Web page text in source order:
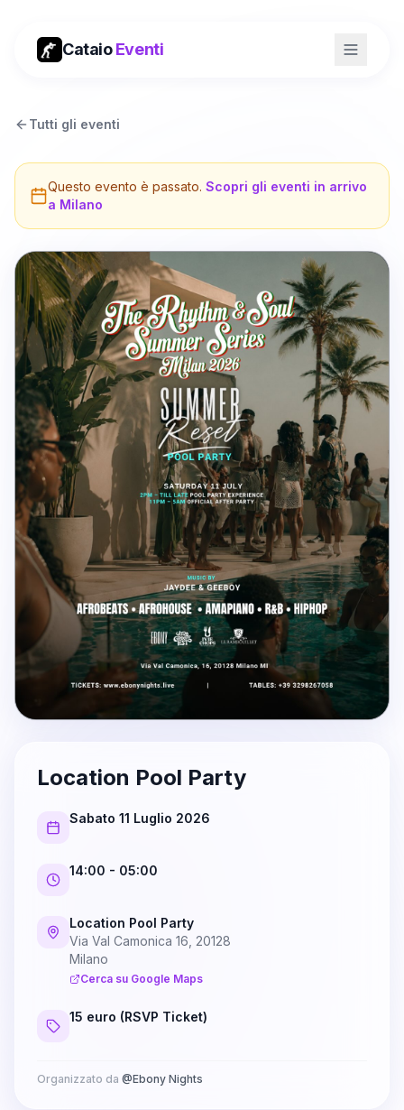
CataioEventi
Tutti gli eventi
Questo evento è passato. Scopri gli eventi in arrivo
a Milano
Location Pool Party
Sabato 11 Luglio 2026
14:00 - 05:00
Location Pool Party
Via Val Camonica 16, 20128
Milano
Cerca su Google Maps
15 euro (RSVP Ticket)
Organizzato da @Ebony Nights